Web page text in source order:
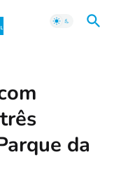
da